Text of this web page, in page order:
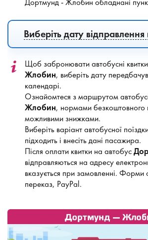
Виберіть дату
Щоб забронювати автобусні квитки
Жлобин, виберіть дату
календарі.
Ознайомтеся з маршрутом
Жлобин, нормами безкоштовного
можливими знижками.
Виберіть варіант автобусної
підходить і внесіть дані пасажира.
Після оплати квитки на автобус
відправляються на адресу
вказується при замовленні. Форми
переказ, PayPal.